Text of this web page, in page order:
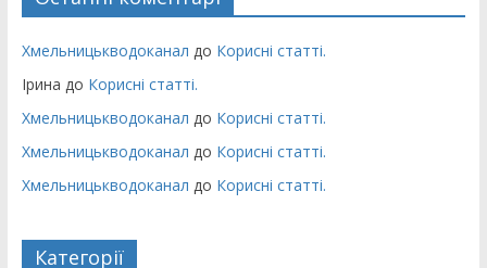
Хмельницькводоканал до Корисні статті.
Ірина до Корисні статті.
Хмельницькводоканал до Корисні статті.
Хмельницькводоканал до Корисні статті.
Хмельницькводоканал до Корисні статті.
Категорії